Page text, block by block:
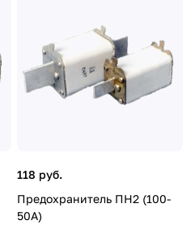
118 руб.
Предохранитель ПН2 (100-
50А)